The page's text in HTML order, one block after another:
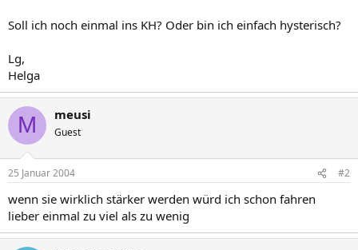
Soll ich noch einmal ins KH? Oder bin ich einfach hysterisch?
Lg,
Helga
M meusi
Guest
25 Januar 2004 #2
wenn sie wirklich stärker werden würd ich schon fahren
lieber einmal zu viel als zu wenig